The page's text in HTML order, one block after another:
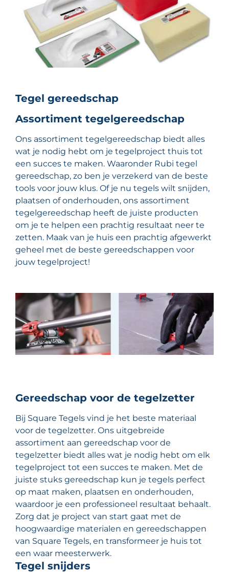
Tegel gereedschap
Assortiment tegelgereedschap
Ons assortiment tegelgereedschap biedt alles
wat je nodig hebt om je tegelproject thuis tot
een succes te maken. Waaronder Rubi tegel
gereedschap, zo ben je verzekerd van de beste
tools voor jouw klus. Of je nu tegels wilt snijden,
plaatsen of onderhouden, ons assortiment
tegelgereedschap heeft de juiste producten
om je te helpen een prachtig resultaat neer te
zetten. Maak van je huis een prachtig afgewerkt
geheel met de beste gereedschappen voor
jouw tegelproject!
Gereedschap voor de tegelzetter
Bij Square Tegels vind je het beste materiaal
voor de tegelzetter. Ons uitgebreide
assortiment aan gereedschap voor de
tegelzetter biedt alles wat je nodig hebt om elk
tegelproject tot een succes te maken. Met de
juiste stuks gereedschap kun je tegels perfect
op maat maken, plaatsen en onderhouden,
waardoor je een professioneel resultaat behaalt.
Zorg dat je project van start gaat met de
hoogwaardige materialen en gereedschappen
van Square Tegels, en transformeer je huis tot
een waar meesterwerk.
Tegel snijders